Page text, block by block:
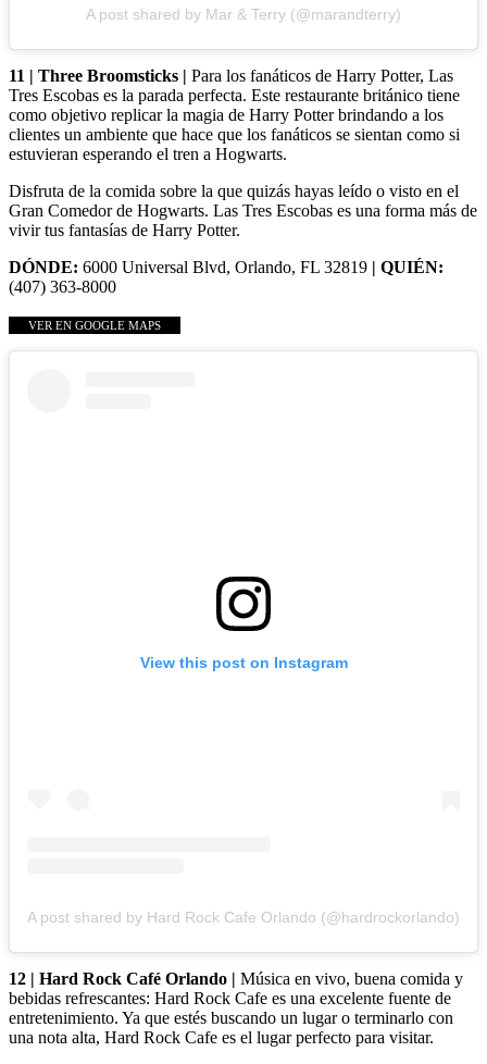
A post shared by Mar & Terry (@marandterry)
11 | Three Broomsticks | Para los fanáticos de Harry Potter, Las
Tres Escobas es la parada perfecta. Este restaurante británico tiene
como objetivo replicar la magia de Harry Potter brindando a los
clientes un ambiente que hace que los fanáticos se sientan como si
estuvieran esperando el tren a Hogwarts.
Disfruta de la comida sobre la que quizás hayas leído o visto en el
Gran Comedor de Hogwarts. Las Tres Escobas es una forma más de
vivir tus fantasías de Harry Potter.
DÓNDE: 6000 Universal Blvd, Orlando, FL 32819 | QUIÉN:
(407) 363-8000
VER EN GOOGLE MAPS
View this post on Instagram
A post shared by Hard Rock Cafe Orlando (@hardrockorlando)
12 | Hard Rock Café Orlando | Música en vivo, buena comida y
bebidas refrescantes: Hard Rock Cafe es una excelente fuente de
entretenimiento. Ya que estés buscando un lugar o terminarlo con
una nota alta, Hard Rock Cafe es el lugar perfecto para visitar.